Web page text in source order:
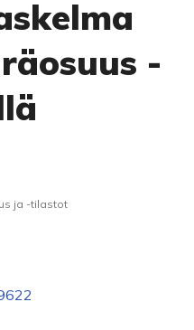
-
ja -tilastot